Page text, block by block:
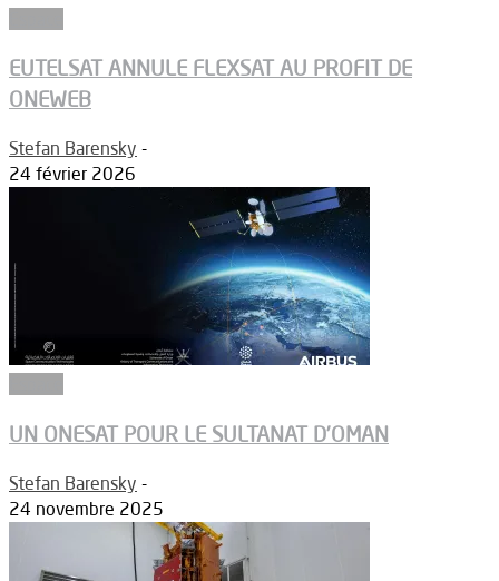
EUTELSAT ANNULE FLEXSAT AU PROFIT DE
ONEWEB
Stefan Barensky -
24 février 2026
UN ONESAT POUR LE SULTANAT D’OMAN
Stefan Barensky -
24 novembre 2025